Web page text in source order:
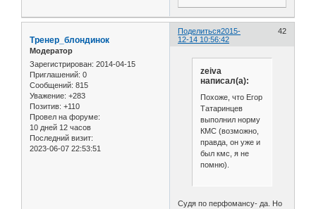
Поделиться 42
2015-
12-14 10:56:42
Тренер_блондинок
Модератор
Зарегистрирован: 2014-04-15
Приглашений: 0
Сообщений: 815
Уважение: +283
Позитив: +110
Провел на форуме:
10 дней 12 часов
Последний визит:
2023-06-07 22:53:51
zeiva
написал(а):
Похоже, что Егор
Татаринцев
выполнил норму
КМС (возможно,
правда, он уже и
был кмс, я не
помню).
Судя по перфомансу- да. Но